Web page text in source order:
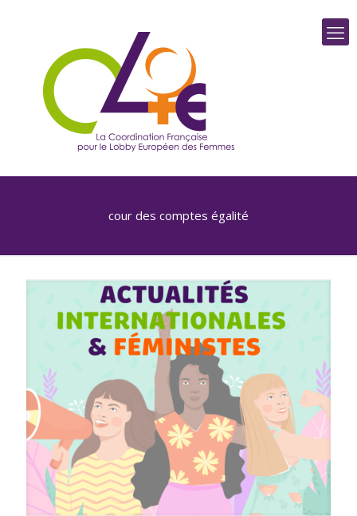
cour des comptes égalité